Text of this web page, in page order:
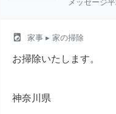
メッセージ
local_laundry_service 家事▸ 家の掃除
お掃除いたします。
神奈川県